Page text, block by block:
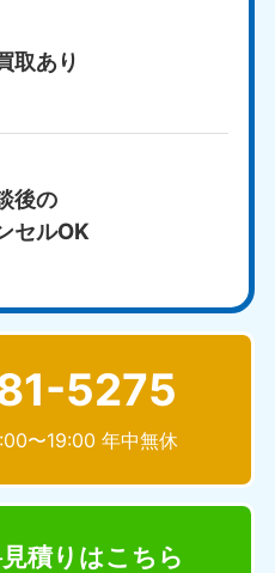
取あり
後の
セルOK
5275
〜19:00 年中無休
積り はこちら